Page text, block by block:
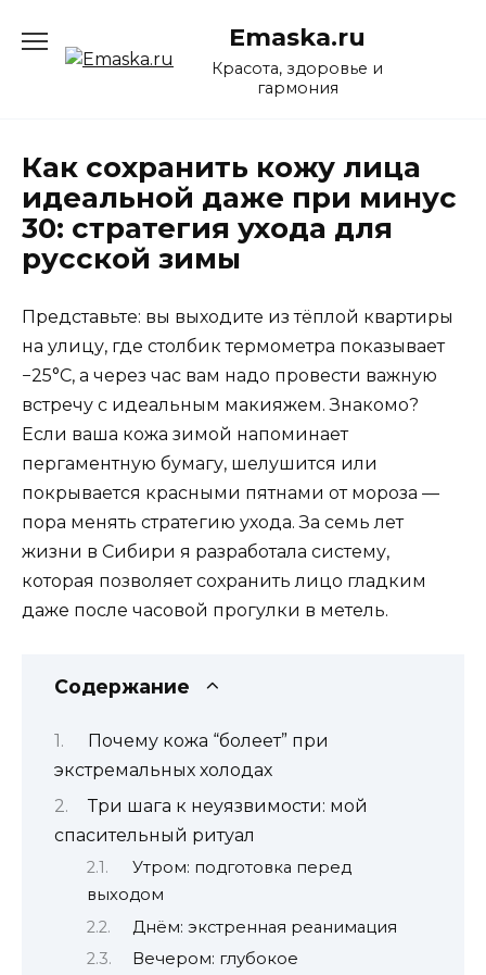
содержанию
Emaska.ru
Красота, здоровье и
гармония
Как сохранить кожу лица
идеальной даже при минус
30: стратегия ухода для
русской зимы
Представьте: вы выходите из тёплой квартиры
на улицу, где столбик термометра показывает
−25°C, а через час вам надо провести важную
встречу с идеальным макияжем. Знакомо?
Если ваша кожа зимой напоминает
пергаментную бумагу, шелушится или
покрывается красными пятнами от мороза —
пора менять стратегию ухода. За семь лет
жизни в Сибири я разработала систему,
которая позволяет сохранить лицо гладким
даже после часовой прогулки в метель.
Содержание
Почему кожа “болеет” при
экстремальных холодах
Три шага к неуязвимости: мой
спасительный ритуал
Утром: подготовка перед
выходом
Днём: экстренная реанимация
Вечером: глубокое